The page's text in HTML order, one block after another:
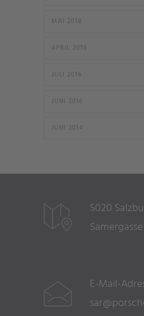
MAI 2018
APRIL 2018
JULI 2016
JUNI 2016
JUNI 2014
5020
E-Mail-